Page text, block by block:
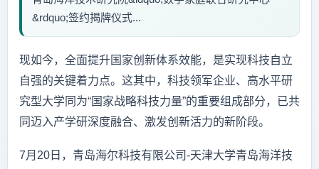
&rdquo;签约揭牌仪式...
现如今，全面提升国家创新体系效能，是实现科技自立
自强的关键着力点。这其中，科技领军企业、高水平研
究型大学同为“国家战略科技力量”的重要组成部分，已共
同迈入产学研深度融合、激发创新活力的新阶段。
7月20日，青岛海尔科技有限公司-天津大学青岛海洋技